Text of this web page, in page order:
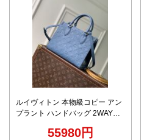
ルイヴィトン 本物級コピー アン
プラント ハンドバッグ 2WAYシ
55980円